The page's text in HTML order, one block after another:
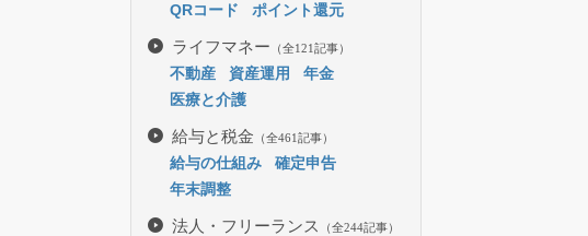
QRコード
ポイント還元
ライフマネー （全121記事）
不動産 資産運用
年金
医療と介護
給与と税金 （全461記事）
給与の仕組み
確定申告
年末調整
法人・フリーランス （全244記事）